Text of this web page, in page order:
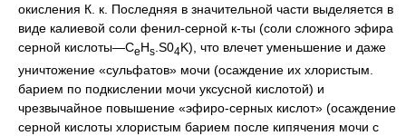
окисления К. к. Последняя в значительной части выделяется в
виде калиевой соли фенил-серной к-ты (соли сложного эфира
серной кислоты—CeHs.S04K), что влечет уменьшение и даже
уничтожение «сульфатов» мочи (осаждение их хлористым.
барием по подкислении мочи уксусной кислотой) и
чрезвычайное повышение «эфиро-серных кислот» (осаждение
серной кислоты хлористым барием после кипячения мочи с